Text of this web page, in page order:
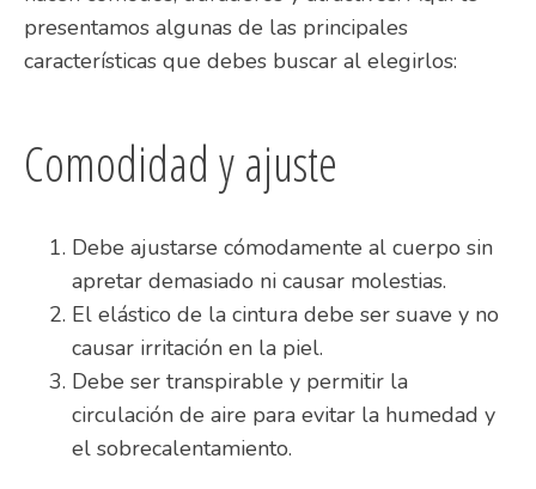
presentamos algunas de las principales
características que debes buscar al elegirlos:
Comodidad y ajuste
Debe ajustarse cómodamente al cuerpo sin
apretar demasiado ni causar molestias.
El elástico de la cintura debe ser suave y no
causar irritación en la piel.
Debe ser transpirable y permitir la
circulación de aire para evitar la humedad y
el sobrecalentamiento.